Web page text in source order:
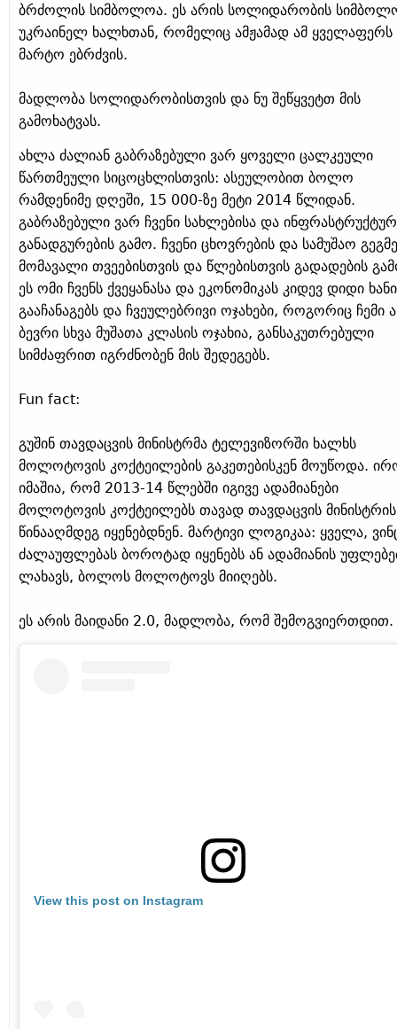
ბრძოლის სიმბოლოა. ეს არის სოლიდარობის
უკრაინელ ხალხთან, რომელიც ამჟამად ამ ყველაფერს
მარტო ებრძვის.
მადლობა სოლიდარობისთვის და ნუ შეწყვეტთ მის
გამოხატვას.
ახლა ძალიან გაბრაზებული ვარ ყოველი ცალკეული
წართმეული სიცოცხლისთვის: ასეულობით ბოლო
რამდენიმე დღეში, 15 000-ზე მეტი 2014 წლიდან.
გაბრაზებული ვარ ჩვენი სახლებისა და
განადგურების გამო. ჩვენი ცხოვრების და სამუშაო
მომავალი თვეებისთვის და წლებისთვის გადადების
ეს ომი ჩვენს ქვეყანასა და ეკონომიკას კიდევ დიდი ხანი
გააჩანაგებს და ჩვეულებრივი ოჯახები, როგორიც ჩემი
ბევრი სხვა მუშათა კლასის ოჯახია, განსაკუთრებული
სიმძაფრით იგრძნობენ მის შედეგებს.
Fun fact:
გუშინ თავდაცვის მინისტრმა ტელევიზორში ხალხს
მოლოტოვის კოქტეილების გაკეთებისკენ მოუწოდა.
იმაშია, რომ 2013-14 წლებში იგივე ადამიანები
მოლოტოვის კოქტეილებს თავად თავდაცვის მინისტრის
წინააღმდეგ იყენებდნენ. მარტივი ლოგიკაა: ყველა,
ძალაუფლებას ბოროტად იყენებს ან ადამიანის
ლახავს, ბოლოს მოლოტოვს მიიღებს.
ეს არის მაიდანი 2.0, მადლობა, რომ შემოგვიერთდით.
View this post on Instagram